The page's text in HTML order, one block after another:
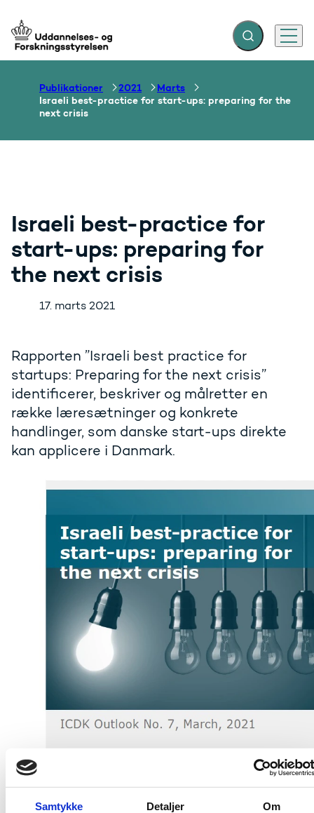
Samtykke Detaljer Om
Gå til forsiden Fold søgefelt ud
Menu
Publikationer 2021
Marts
Israeli best-practice for start-ups: preparing for the
next crisis
Israeli best-practice for
start-ups: preparing for
the next crisis
17. marts 2021
Rapporten ”Israeli best practice for
startups: Preparing for the next crisis”
identificerer, beskriver og målretter en
række læresætninger og konkrete
handlinger, som danske start-ups direkte
kan applicere i Danmark.